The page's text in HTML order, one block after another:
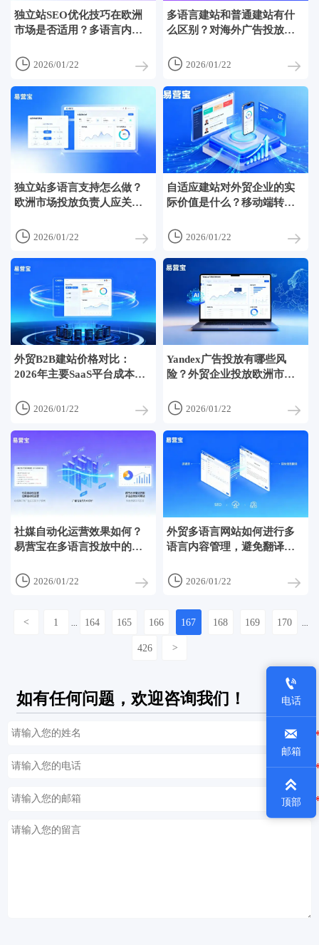
独立站SEO优化技巧在欧洲
市场是否适用？多语言内容
 2026/01/22
多语言建站和普通建站有什
么区别？对海外广告投放效
 2026/01/22
独立站多语言支持怎么做？
欧洲市场投放负责人应关注
 2026/01/22
自适应建站对外贸企业的实
际价值是什么？移动端转化
 2026/01/22
外贸B2B建站价格对比：
2026年主要SaaS平台成本差
 2026/01/22
Yandex广告投放有哪些风
险？外贸企业投放欧洲市场
 2026/01/22
社媒自动化运营效果如何？
易营宝在多语言投放中的表
 2026/01/22
外贸多语言网站如何进行多
语言内容管理，避免翻译错
 2026/01/22
< 1 164 165 166 167 168 169 170
426 >
如有任何问题，欢迎咨询我们！

电话

邮箱

顶部